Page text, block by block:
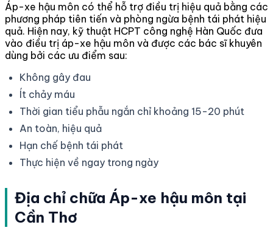
Áp-xe hậu môn có thể hỗ trợ điều trị hiệu quả bằng các
phương pháp tiên tiến và phòng ngừa bệnh tái phát hiệu
quả. Hiện nay, kỹ thuật HCPT công nghệ Hàn Quốc đưa
vào điều trị áp-xe hậu môn và được các bác sĩ khuyên
dùng bởi các ưu điểm sau:
Không gây đau
Ít chảy máu
Thời gian tiểu phẫu ngắn chỉ khoảng 15-20 phút
An toàn, hiệu quả
Hạn chế bệnh tái phát
Thực hiện về ngay trong ngày
Địa chỉ chữa Áp-xe hậu môn tại
Cần Thơ